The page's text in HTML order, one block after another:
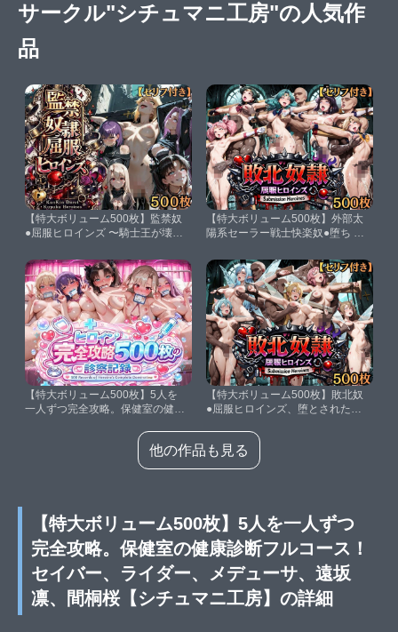
サークル"シチュマニ工房"の人気作
品
【特大ボリューム500枚】監禁奴
●屈服ヒロインズ 〜騎士王が壊れ
き】【シチュマニ工房】
【特大ボリューム500枚】外部太
陽系セーラー戦士快楽奴●堕ち 〜
フ付き】【収録内容】・画像500
枚・セリフ付き93枚【シチュマニ
工房】
【特大ボリューム500枚】5人を
一人ずつ完全攻略。保健室の健康
ダー、メデューサ、遠坂凛、間桐
【特大ボリューム500枚】敗北奴
●屈服ヒロインズ、堕とされた攻
他の作品も見る
【特大ボリューム500枚】5人を一人ずつ
完全攻略。保健室の健康診断フルコース！
セイバー、ライダー、メデューサ、遠坂
凛、間桐桜【シチュマニ工房】の詳細